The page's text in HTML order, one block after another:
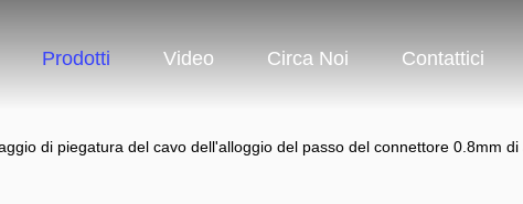
Prodotti Video Circa Noi Contattici
di piegatura del cavo dell'alloggio del passo del connettore 0.8mm